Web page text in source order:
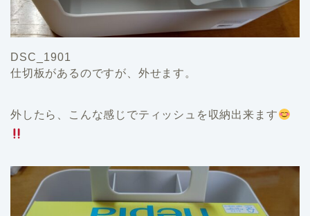
DSC_1901
仕切板があるのですが、外せます。
外したら、こんな感じでティッシュを収納出来ます